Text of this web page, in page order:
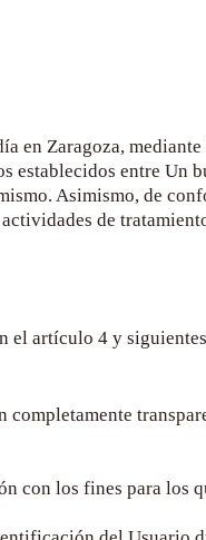
en Zaragoza,
establecidos entre Un
Asimismo, de
de
el artículo 4 y
con los fines para los